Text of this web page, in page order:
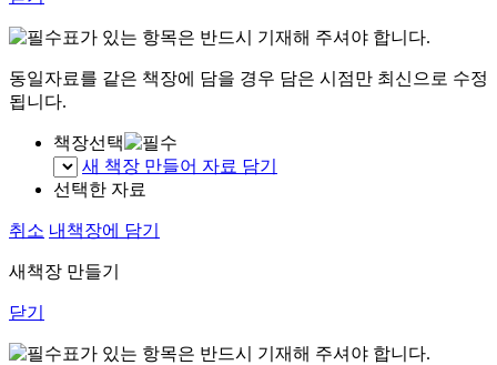
표가 있는 항목은 반드시 기재해 주셔야 합니다.
동일자료를 같은 책장에 담을 경우 담은 시점만 최신으로 수정
됩니다.
책장선택
새 책장 만들어 자료 담기
선택한 자료
취소 내책장에 담기
새책장 만들기
닫기
표가 있는 항목은 반드시 기재해 주셔야 합니다.